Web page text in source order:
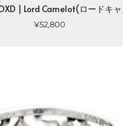
| Lord Camelot(ロードキ
¥52,800